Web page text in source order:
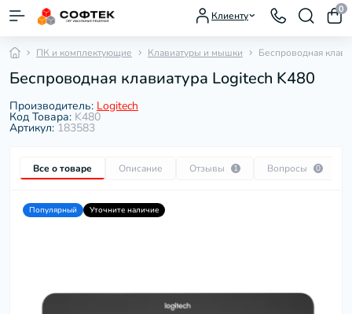
Клиенту
0
ПК и комплектующие Клавиатуры и мышки Беспроводная
Беспроводная клавиатура Logitech K480
Производитель: Logitech
Код Товара: K480
Артикул: 183583
Все о товаре Описание Отзывы 1 Вопросы 0
Популярный Уточните наличие